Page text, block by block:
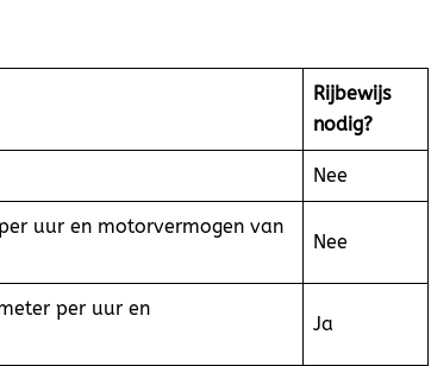
Rijbewijs
nodig?
Nee
uur en motorvermogen van
Nee
per uur en
Ja